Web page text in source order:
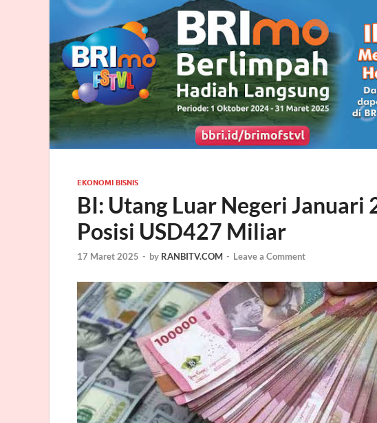
EKONOMI BISNIS
BI: Utang Luar Negeri Januari
Posisi USD427 Miliar
17 Maret 2025 - by RANBITV.COM - Leave a Comment